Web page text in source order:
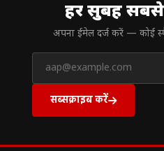
हर सुबह
अपना ईमेल दर्ज करें — कोई
सब्सक्राइब करें